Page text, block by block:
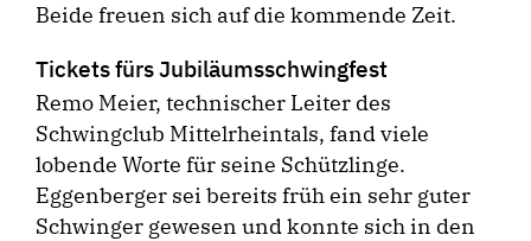
Beide freuen sich auf die kommende Zeit.
Tickets fürs Jubiläumsschwingfest
Remo Meier, technischer Leiter des
Schwingclub Mittelrheintals, fand viele
lobende Worte für seine Schützlinge.
Eggenberger sei bereits früh ein sehr guter
Schwinger gewesen und konnte sich in den